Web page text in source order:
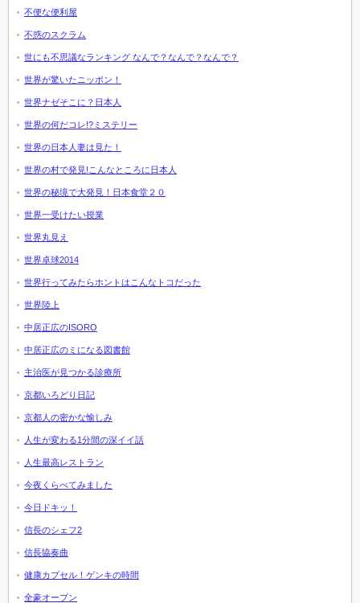
不便な便利屋
不惑のスクラム
世にも不思議なランキング なんで？なんで？なんで？
世界が驚いたニッポン！
世界ナゼそこに？日本人
世界の何だコレ!?ミステリー
世界の日本人妻は見た！
世界の村で発見!こんなところに日本人
世界の秘境で大発見！日本食堂２０
世界一受けたい授業
世界丸見え
世界卓球2014
世界行ってみたらホントはこんなトコだった
世界陸上
中居正広のISORO
中居正広のミになる図書館
主治医が見つかる診療所
京都いろどり日記
京都人の密かな愉しみ
人生が変わる1分間の深イイ話
人生最高レストラン
今夜くらべてみました
今日ドキッ！
信長のシェフ2
信長協奏曲
健康カプセル！ゲンキの時間
全豪オープン